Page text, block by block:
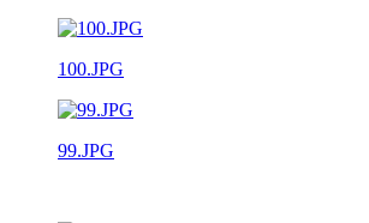
100.JPG
99.JPG